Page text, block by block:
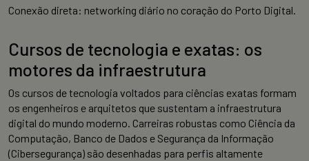
Conexão direta: networking diário no coração do Porto Digital.
Cursos de tecnologia e exatas: os
motores da infraestrutura
Os cursos de tecnologia voltados para ciências exatas formam
os engenheiros e arquitetos que sustentam a infraestrutura
digital do mundo moderno. Carreiras robustas como Ciência da
Computação, Banco de Dados e Segurança da Informação
(Cibersegurança) são desenhadas para perfis altamente